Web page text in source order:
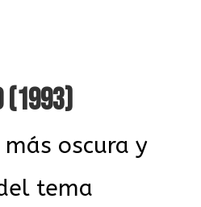
(1993)
oscura y
tema